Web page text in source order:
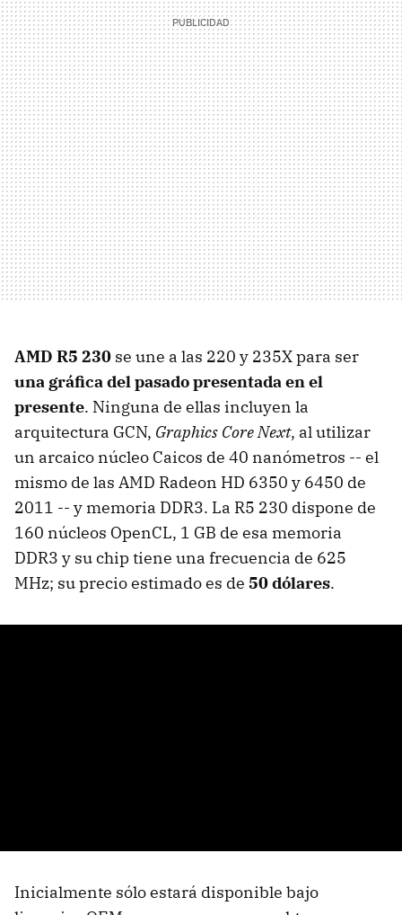
AMD R5 230 se une a las 220 y 235X para ser
una gráfica del pasado presentada en el
presente. Ninguna de ellas incluyen la
arquitectura GCN, Graphics Core Next, al utilizar
un arcaico núcleo Caicos de 40 nanómetros -- el
mismo de las AMD Radeon HD 6350 y 6450 de
2011 -- y memoria DDR3. La R5 230 dispone de
160 núcleos OpenCL, 1 GB de esa memoria
DDR3 y su chip tiene una frecuencia de 625
MHz; su precio estimado es de 50 dólares.
Inicialmente sólo estará disponible bajo